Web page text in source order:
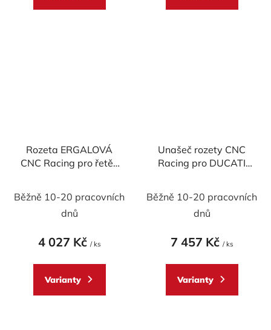
Rozeta ERGALOVÁ
CNC Racing pro řetěz
Běžně 10-20 pracovních
dnů
4 027 Kč / ks
Varianty
Unašeč rozety CNC
Racing pro DUCATI
Běžně 10-20 pracovních
dnů
7 457 Kč / ks
Varianty